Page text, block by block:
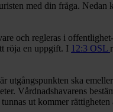
med din fråga. Nedan
och regleras i
röja en uppgift. I 12:3 OSL
utgångspunkten ska
Vårdnadshavarens
ut kommer